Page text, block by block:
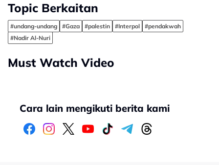
Topic Berkaitan
#undang-undang #Gaza #palestin #Interpol
#pendakwah
#Nadir Al-Nuri
Must Watch Video
Cara lain mengikuti berita kami